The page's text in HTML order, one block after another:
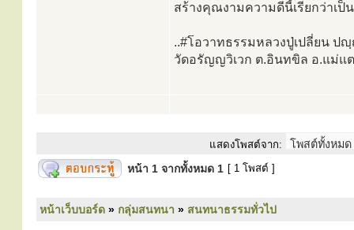
สร้างคุณงามความดีนี้เรียกว่าเป็
..#โอวาทธรรมหลวงปู่เปลี่ยน ป
วัดอรัญญวิเวก ต.อินทขิล อ.แม่แต
แสดงโพสต์จาก:
หน้า 1 จากทั้งหมด 1 [ 1 โพสต์ ]
หน้าเว็บบอร์ด » กลุ่มสนทนา » สนทนาธรรมทั่วไป